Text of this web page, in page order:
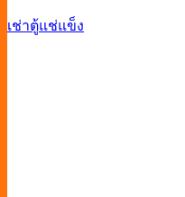
เช่าตู้แช่แข็ง